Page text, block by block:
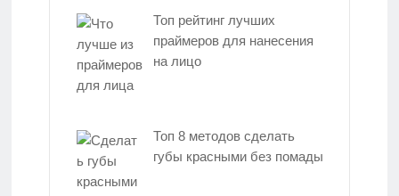
Топ рейтинг лучших
праймеров для нанесения
на лицо
Топ 8 методов сделать
губы красными без помады